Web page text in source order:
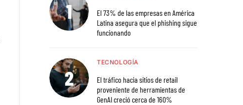
El 73% de las empresas en América
Latina asegura que el phishing sigue
funcionando
TECNOLOGÍA
El tráfico hacia sitios de retail
proveniente de herramientas de
GenAI creció cerca de 160%